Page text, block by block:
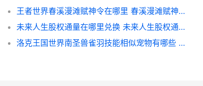
王者世界春溪漫滩赋神令在哪里 春溪漫滩赋神令位置收集策略 王者世界春溪漫滩 宝藏位置
未来人生股权通量在哪里兑换 未来人生股权通量怎么轻松赚
洛克王国世界南圣兽雀羽技能相似宠物有哪些 洛克王国世界南瓜乐乐在哪里